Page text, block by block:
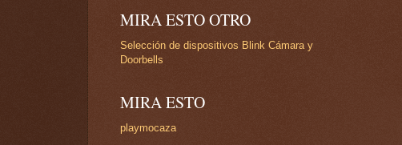
MIRA ESTO OTRO
Selección de dispositivos Blink Cámara y
Doorbells
MIRA ESTO
playmocaza